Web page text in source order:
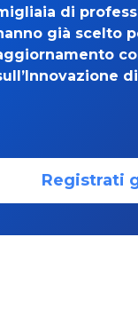
di
già scelto
Registrati